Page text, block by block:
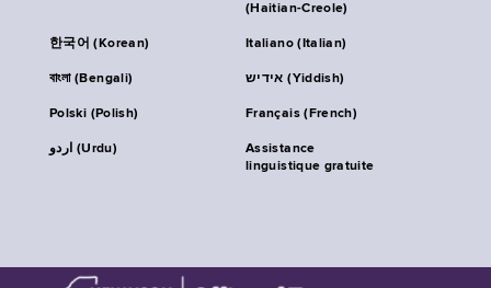
(Haitian-Creole)
한국어 (Korean) Italiano (Italian)
বাংলা (Bengali) אידיש (Yiddish)
Polski (Polish) Français (French)
اردو (Urdu)
Assistance
linguistique gratuite